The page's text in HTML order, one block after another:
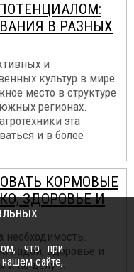
В РАЗНЫХ
и
культур в мире.
место в структуре
регионах.
эта
и в более
КОРМОВЫЕ
ЗДОРОВЬЕ И
необходимость.
надои, здоровье и
и по делу...
что при
сайте,